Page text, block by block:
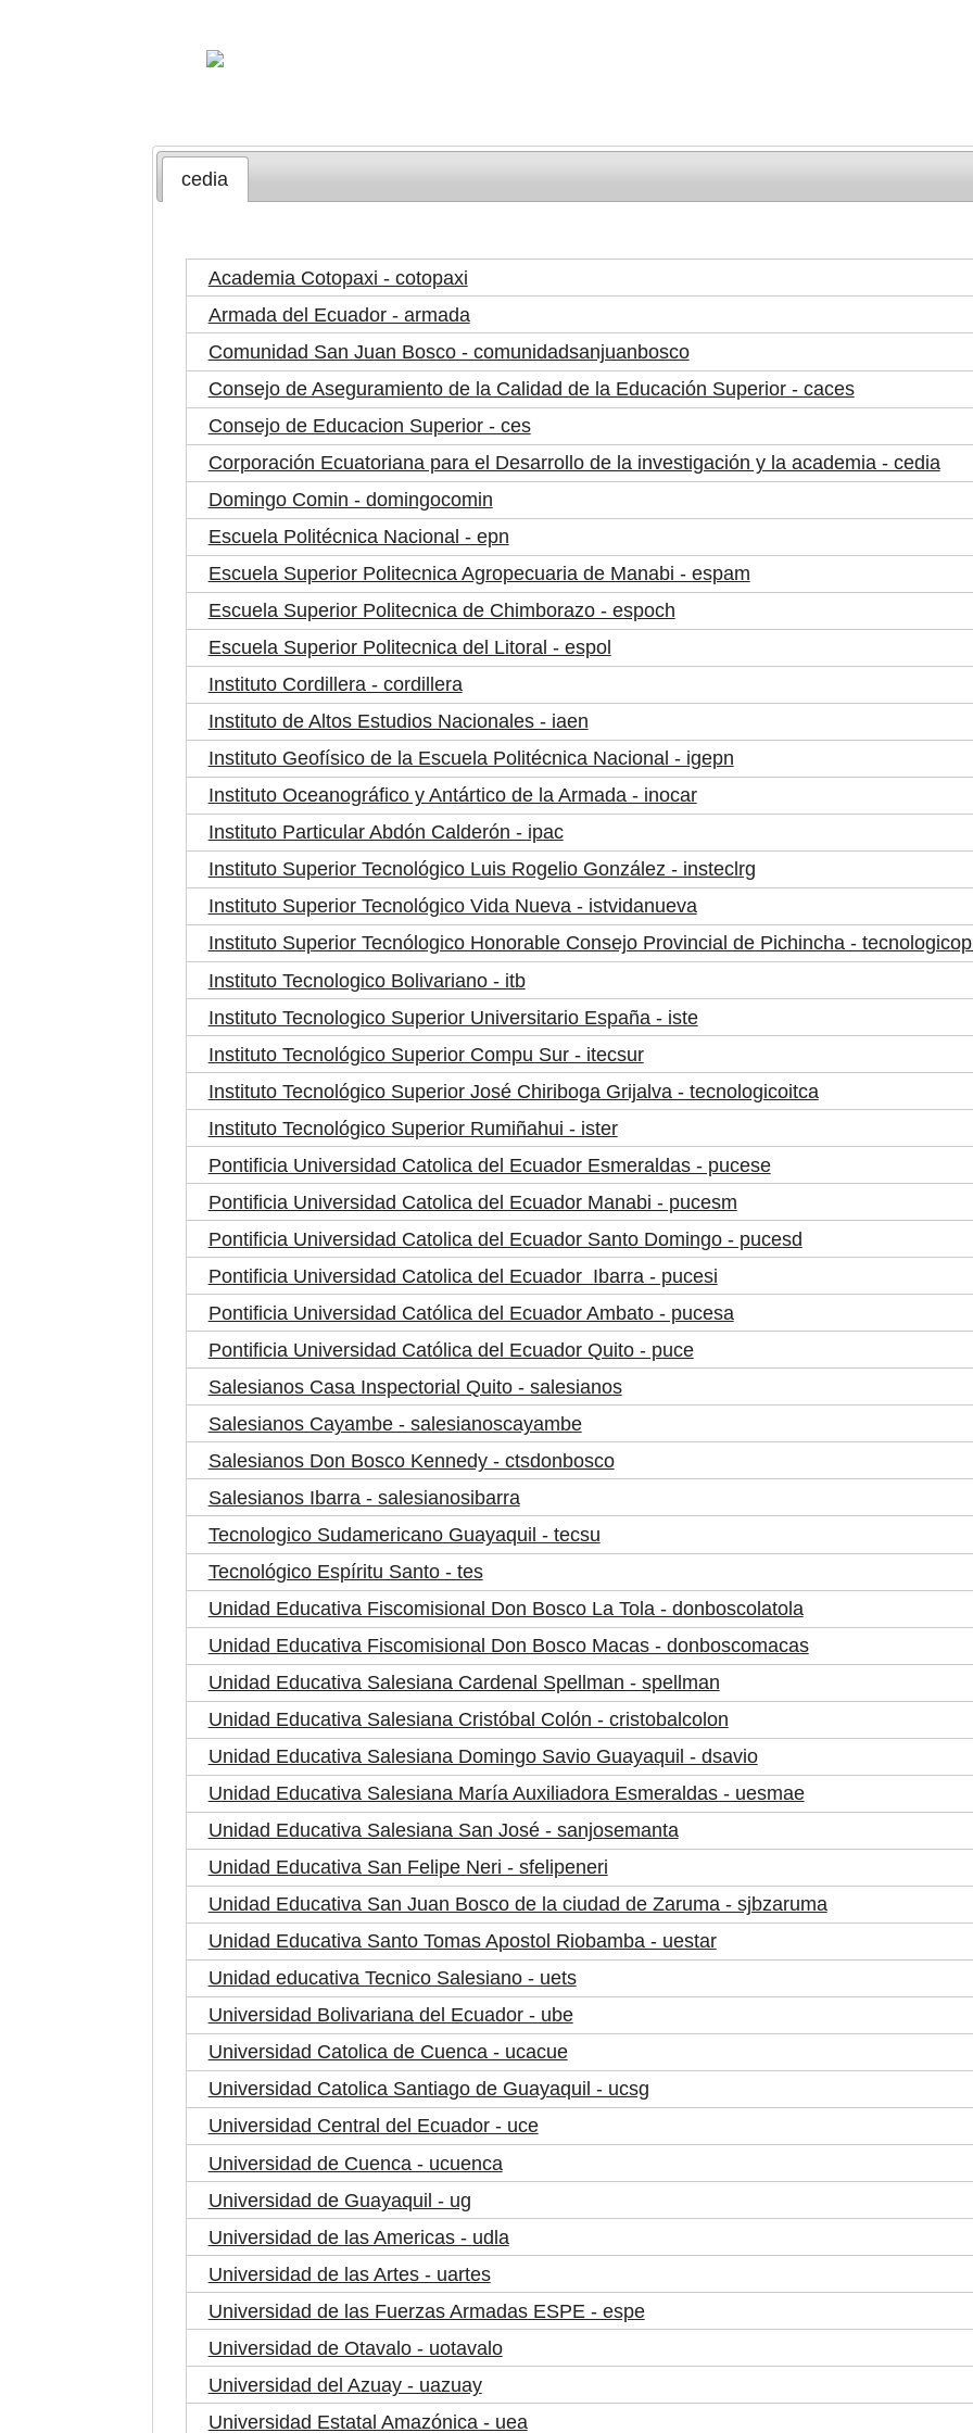
cedia
Academia Cotopaxi - cotopaxi
Armada del Ecuador - armada
Comunidad San Juan Bosco - comunidadsanjuanbosco
Consejo de Aseguramiento de la Calidad de la Educación Superior - caces
Consejo de Educacion Superior - ces
Corporación Ecuatoriana para el Desarrollo de la investigación y la academia - cedia
Domingo Comin - domingocomin
Escuela Politécnica Nacional - epn
Escuela Superior Politecnica Agropecuaria de Manabi - espam
Escuela Superior Politecnica de Chimborazo - espoch
Escuela Superior Politecnica del Litoral - espol
Instituto Cordillera - cordillera
Instituto de Altos Estudios Nacionales - iaen
Instituto Geofísico de la Escuela Politécnica Nacional - igepn
Instituto Oceanográfico y Antártico de la Armada - inocar
Instituto Particular Abdón Calderón - ipac
Instituto Superior Tecnológico Luis Rogelio González - insteclrg
Instituto Superior Tecnológico Vida Nueva - istvidanueva
Instituto Superior Tecnólogico Honorable Consejo Provincial de Pichincha -
Instituto Tecnologico Bolivariano - itb
Instituto Tecnologico Superior Universitario España - iste
Instituto Tecnológico Superior Compu Sur - itecsur
Instituto Tecnológico Superior José Chiriboga Grijalva - tecnologicoitca
Instituto Tecnológico Superior Rumiñahui - ister
Pontificia Universidad Catolica del Ecuador Esmeraldas - pucese
Pontificia Universidad Catolica del Ecuador Manabi - pucesm
Pontificia Universidad Catolica del Ecuador Santo Domingo - pucesd
Pontificia Universidad Catolica del Ecuador Ibarra - pucesi
Pontificia Universidad Católica del Ecuador Ambato - pucesa
Pontificia Universidad Católica del Ecuador Quito - puce
Salesianos Casa Inspectorial Quito - salesianos
Salesianos Cayambe - salesianoscayambe
Salesianos Don Bosco Kennedy - ctsdonbosco
Salesianos Ibarra - salesianosibarra
Tecnologico Sudamericano Guayaquil - tecsu
Tecnológico Espíritu Santo - tes
Unidad Educativa Fiscomisional Don Bosco La Tola - donboscolatola
Unidad Educativa Fiscomisional Don Bosco Macas - donboscomacas
Unidad Educativa Salesiana Cardenal Spellman - spellman
Unidad Educativa Salesiana Cristóbal Colón - cristobalcolon
Unidad Educativa Salesiana Domingo Savio Guayaquil - dsavio
Unidad Educativa Salesiana María Auxiliadora Esmeraldas - uesmae
Unidad Educativa Salesiana San José - sanjosemanta
Unidad Educativa San Felipe Neri - sfelipeneri
Unidad Educativa San Juan Bosco de la ciudad de Zaruma - sjbzaruma
Unidad Educativa Santo Tomas Apostol Riobamba - uestar
Unidad educativa Tecnico Salesiano - uets
Universidad Bolivariana del Ecuador - ube
Universidad Catolica de Cuenca - ucacue
Universidad Catolica Santiago de Guayaquil - ucsg
Universidad Central del Ecuador - uce
Universidad de Cuenca - ucuenca
Universidad de Guayaquil - ug
Universidad de las Americas - udla
Universidad de las Artes - uartes
Universidad de las Fuerzas Armadas ESPE - espe
Universidad de Otavalo - uotavalo
Universidad del Azuay - uazuay
Universidad Estatal Amazónica - uea